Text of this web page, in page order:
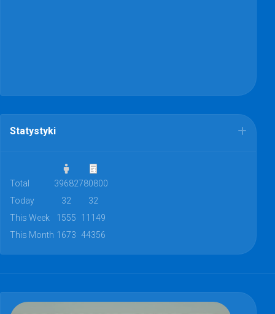
Statystyki
Total 39682780800
Today
32
32
This Week
1555
11149
This Month 1673 44356